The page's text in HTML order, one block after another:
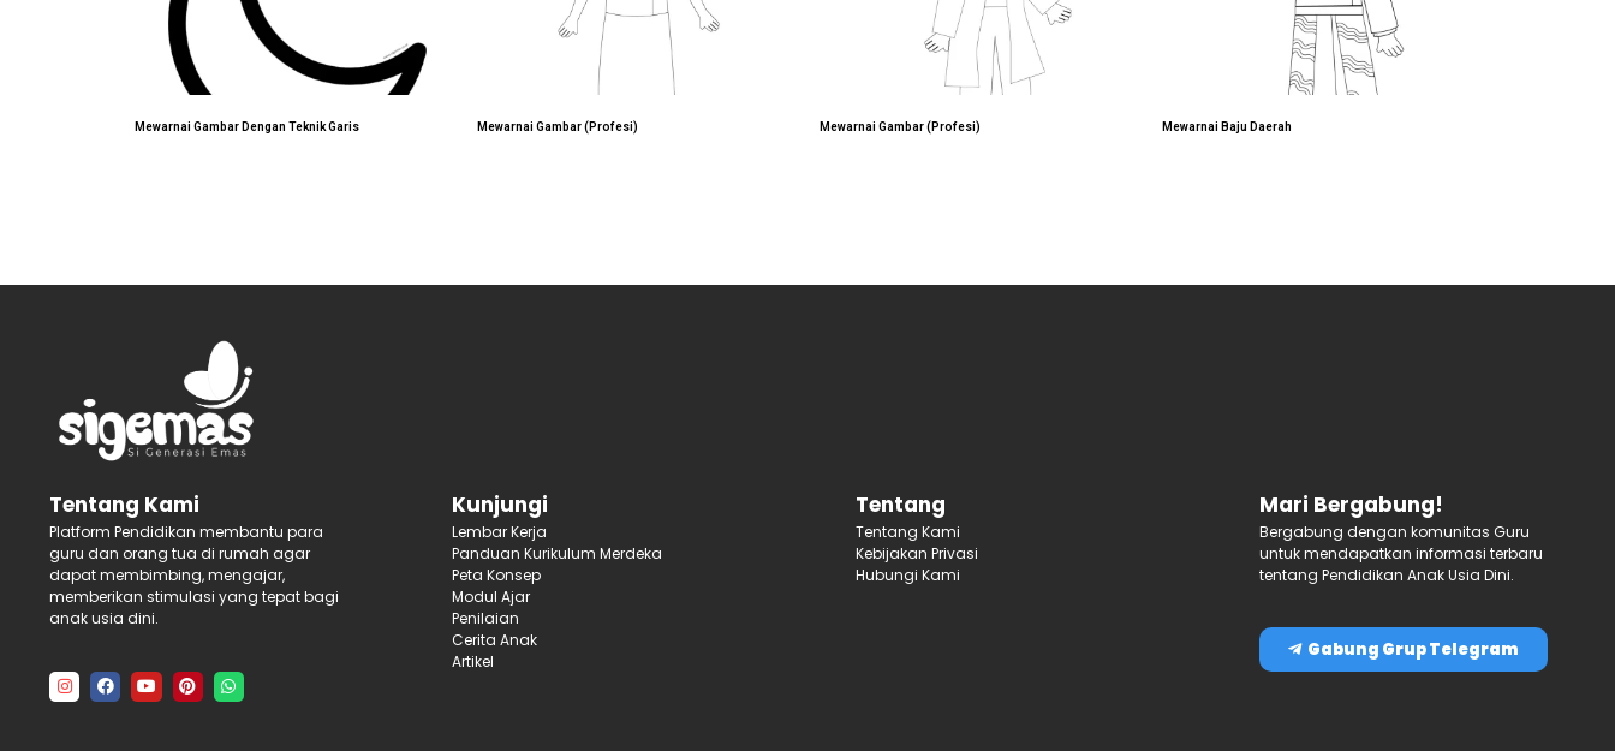
Mewarnai Gambar Dengan Teknik Garis Mewarnai Gambar (Profesi) Mewarnai Gambar (Profesi) Mewarnai Baju Daerah
Tentang Kami
Platform Pendidikan membantu para
guru dan orang tua di rumah agar
dapat membimbing, mengajar,
memberikan stimulasi yang tepat bagi
anak usia dini.
Kunjungi
Lembar Kerja
Panduan Kurikulum Merdeka
Peta Konsep
Modul Ajar
Penilaian
Cerita Anak
Artikel
Tentang
Tentang Kami
Kebijakan Privasi
Hubungi Kami
Mari Bergabung!
Bergabung dengan komunitas Guru
untuk mendapatkan informasi terbaru
tentang Pendidikan Anak Usia Dini.
Gabung Grup Telegram